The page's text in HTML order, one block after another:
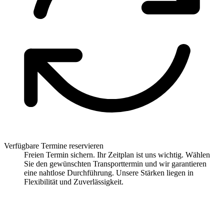
Verfügbare Termine reservieren
Freien Termin sichern. Ihr Zeitplan ist uns wichtig. Wählen
Sie den gewünschten Transporttermin und wir garantieren
eine nahtlose Durchführung. Unsere Stärken liegen in
Flexibilität und Zuverlässigkeit.